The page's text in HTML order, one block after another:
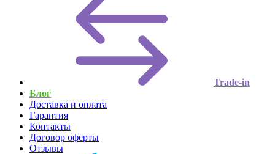
Trade-in
Блог
Доставка и оплата
Гарантия
Контакты
Договор оферты
Отзывы